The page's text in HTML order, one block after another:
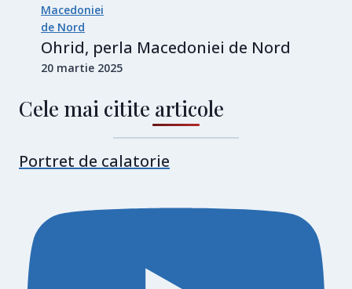
Ohrid, perla Macedoniei de Nord
20 martie 2025
Cele mai citite articole
Portret de calatorie